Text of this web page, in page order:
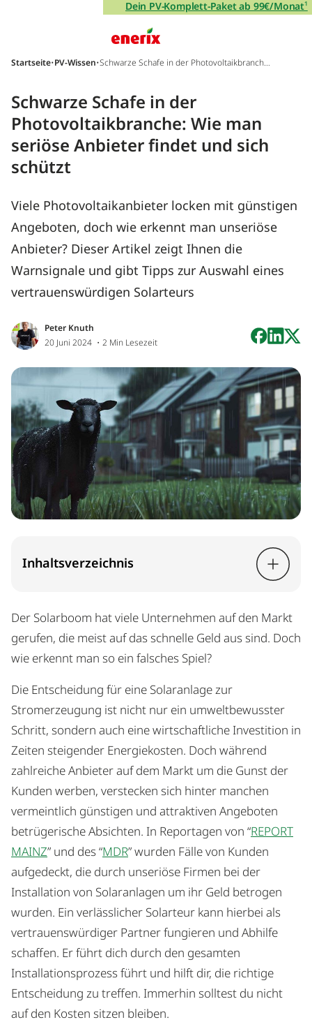
Direkt zum Inhalt wechselnDein PV-Komplett-Paket ab 99€/Monat¹
Hauptnavigation
Startseite•PV-Wissen•Schwarze Schafe in der Photovoltaikbranche:
ützt
Schwarze Schafe in der
Photovoltaikbranche: Wie man
seriöse Anbieter findet und sich
schützt
Viele Photovoltaikanbieter locken mit günstigen
Angeboten, doch wie erkennt man unseriöse
Anbieter? Dieser Artikel zeigt Ihnen die
Warnsignale und gibt Tipps zur Auswahl eines
vertrauenswürdigen Solarteurs
Peter Knuth
20 Juni 2024 ・2 Min Lesezeit
Inhaltsverzeichnis
Der Solarboom hat viele Unternehmen auf den Markt
gerufen, die meist auf das schnelle Geld aus sind. Doch
wie erkennt man so ein falsches Spiel?
Die Entscheidung für eine Solaranlage zur
Stromerzeugung ist nicht nur ein umweltbewusster
Schritt, sondern auch eine wirtschaftliche Investition in
Zeiten steigender Energiekosten. Doch während
zahlreiche Anbieter auf dem Markt um die Gunst der
Kunden werben, verstecken sich hinter manchen
vermeintlich günstigen und attraktiven Angeboten
betrügerische Absichten. In Reportagen von “REPORT
MAINZ” und des “MDR” wurden Fälle von Kunden
aufgedeckt, die durch unseriöse Firmen bei der
Installation von Solaranlagen um ihr Geld betrogen
wurden. Ein verlässlicher Solarteur kann hierbei als
vertrauenswürdiger Partner fungieren und Abhilfe
schaffen. Er führt dich durch den gesamten
Installationsprozess führt und hilft dir, die richtige
Entscheidung zu treffen. Immerhin solltest du nicht
auf den Kosten sitzen bleiben.